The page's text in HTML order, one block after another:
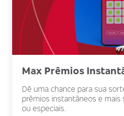
Max Prêmios
Dê uma chance para sua
prêmios instantâneos e mais
ou especiais.